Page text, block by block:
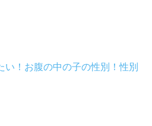
い！お腹の中の子の性別！性別